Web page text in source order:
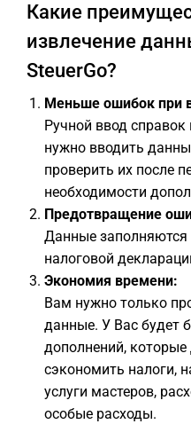
Какие
извлечение
SteuerGo?
Меньше ошибок при
Ручной ввод справок
нужно вводить
проверить их после
необходимости
Предотвращение
Данные заполняются
налоговой
Экономия времени:
Вам нужно только
данные. У Вас будет
дополнений, которые
сэкономить налоги,
услуги мастеров,
особые расходы.